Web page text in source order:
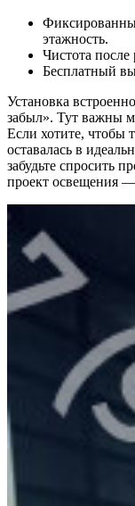
этажность.
Чистота
Бесплатный
Установка
забыл». Тут важны
Если хотите, чтобы
оставалась в
забудьте спросить
проект освещения